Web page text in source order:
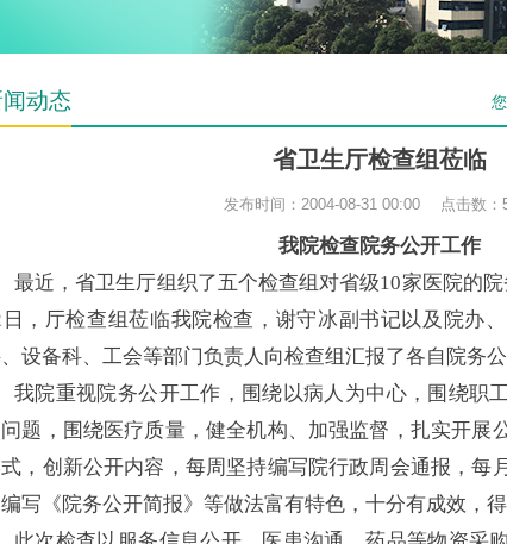
动态
省卫生厅检查组莅临
发布时间：2004-08-31 00:00 点击数：
我院检查院务公开工作
最近，省卫生厅组织了五个检查组对省级10家医院的
日，厅检查组莅临我院检查，谢守冰副书记以及院办
设备科、工会等部门负责人向检查组汇报了各自院务公
我院重视院务公开工作，围绕以病人为中心，围绕职
题，围绕医疗质量，健全机构、加强监督，扎实开展
，创新公开内容，每周坚持编写院行政周会通报，每
写《院务公开简报》等做法富有特色，十分有成效，